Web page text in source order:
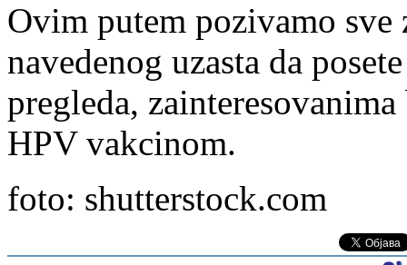
Ovim putem pozivamo sve
navedenog uzasta da
pregleda,
HPV vakcinom.
foto: shutterstock.com